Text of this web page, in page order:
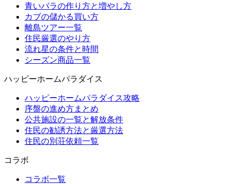
青いバラの作り方と増やし方
カブの儲かる買い方
離島ツアー一覧
住民厳選のやり方
流れ星の条件と時間
シーズン商品一覧
ハッピーホームパラダイス
ハッピーホームパラダイス攻略
序盤の進め方まとめ
公共施設の一覧と解放条件
住民の勧誘方法と厳選方法
住民の別荘依頼一覧
コラボ
コラボ一覧